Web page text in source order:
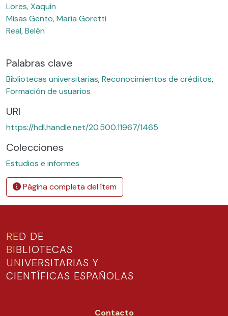
Lores, Xaquín
Misas Gento, María Goretti
Real, Belén
Palabras clave
Bibliotecas universitarias,Reconocimientos de créditos,
Formación de usuarios
URI
https://hdl.handle.net/20.500.11967/1465
Colecciones
Estudios e informes
Página completa del ítem
RED DE
BIBLIOTECAS
UNIVERSITARIAS Y
CIENTÍFICAS ESPAÑOLAS
Contacto